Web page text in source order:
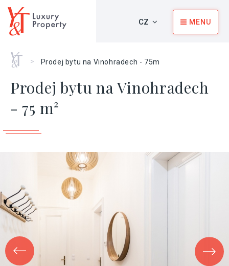
CZ MENU
Home
> Prodej bytu na Vinohradech - 75m
Prodej bytu na Vinohradech
- 75 m²